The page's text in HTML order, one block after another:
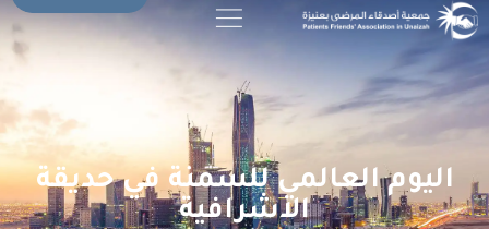
اليوم العالمي للسمنة في حديقة
الاشرافية